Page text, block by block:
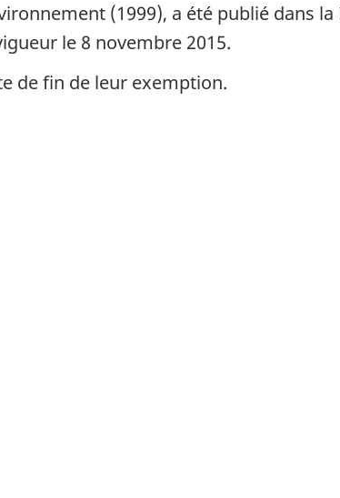
(1999), a été publié dans la
le 8 novembre 2015.
de fin de leur exemption.